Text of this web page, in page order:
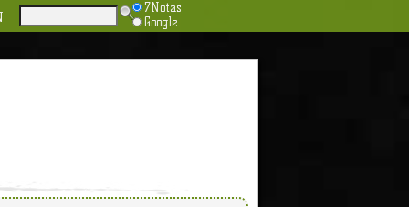
7Notas
Google